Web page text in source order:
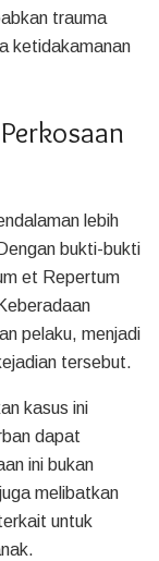
trauma
ketidakamanan
lebih
bukti-bukti
et Repertum
pelaku, menjadi
tersebut.
kasus ini
dapat
ini bukan
melibatkan
untuk